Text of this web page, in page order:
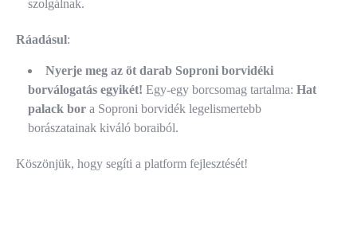
szolgálnak.
Ráadásul:
Nyerje meg az öt darab Soproni borvidéki
borválogatás egyikét! Egy-egy borcsomag tartalma: Hat
palack bor a Soproni borvidék legelismertebb
borászatainak kiváló boraiból.
Köszönjük, hogy segíti a platform fejlesztését!